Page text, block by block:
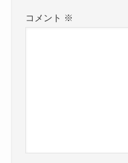
コメント ※